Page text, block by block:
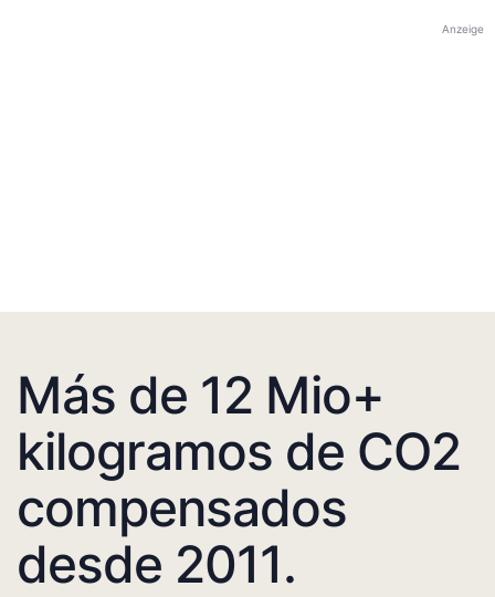
Anzeige
Más de 12 Mio+
kilogramos de CO2
compensados
desde 2011.